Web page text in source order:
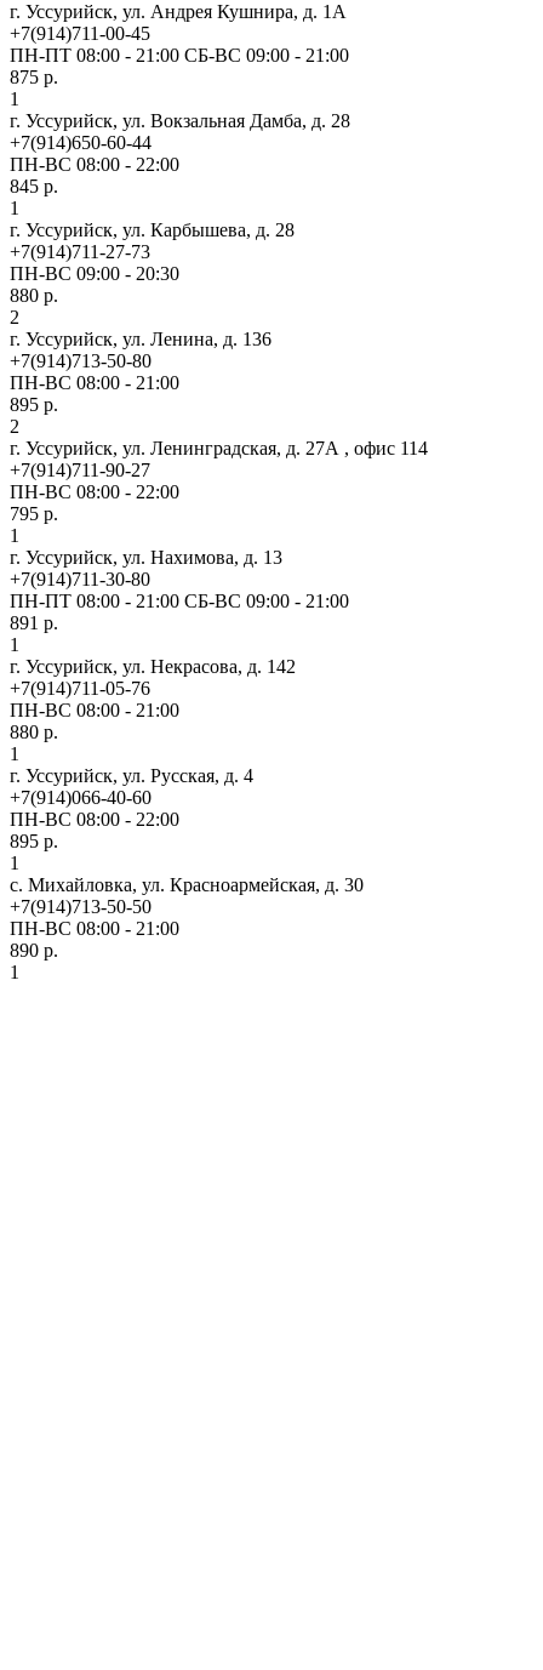
г. Уссурийск, ул. Андрея Кушнира, д. 1А
+7(914)711-00-45
ПН-ПТ 08:00 - 21:00 СБ-ВС 09:00 - 21:00
875 р.
1
г. Уссурийск, ул. Вокзальная Дамба, д. 28
+7(914)650-60-44
ПН-ВС 08:00 - 22:00
845 р.
1
г. Уссурийск, ул. Карбышева, д. 28
+7(914)711-27-73
ПН-ВС 09:00 - 20:30
880 р.
2
г. Уссурийск, ул. Ленина, д. 136
+7(914)713-50-80
ПН-ВС 08:00 - 21:00
895 р.
2
г. Уссурийск, ул. Ленинградская, д. 27А , офис 114
+7(914)711-90-27
ПН-ВС 08:00 - 22:00
795 р.
1
г. Уссурийск, ул. Нахимова, д. 13
+7(914)711-30-80
ПН-ПТ 08:00 - 21:00 СБ-ВС 09:00 - 21:00
891 р.
1
г. Уссурийск, ул. Некрасова, д. 142
+7(914)711-05-76
ПН-ВС 08:00 - 21:00
880 р.
1
г. Уссурийск, ул. Русская, д. 4
+7(914)066-40-60
ПН-ВС 08:00 - 22:00
895 р.
1
с. Михайловка, ул. Красноармейская, д. 30
+7(914)713-50-50
ПН-ВС 08:00 - 21:00
890 р.
1